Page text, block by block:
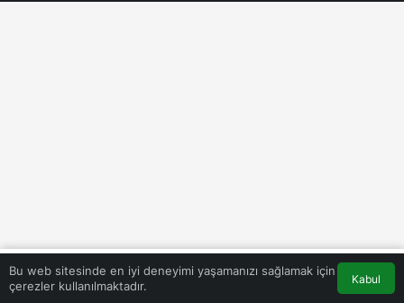
Bu web sitesinde en iyi deneyimi yaşamanızı sağlamak için
çerezler kullanılmaktadır.
Kabul
0